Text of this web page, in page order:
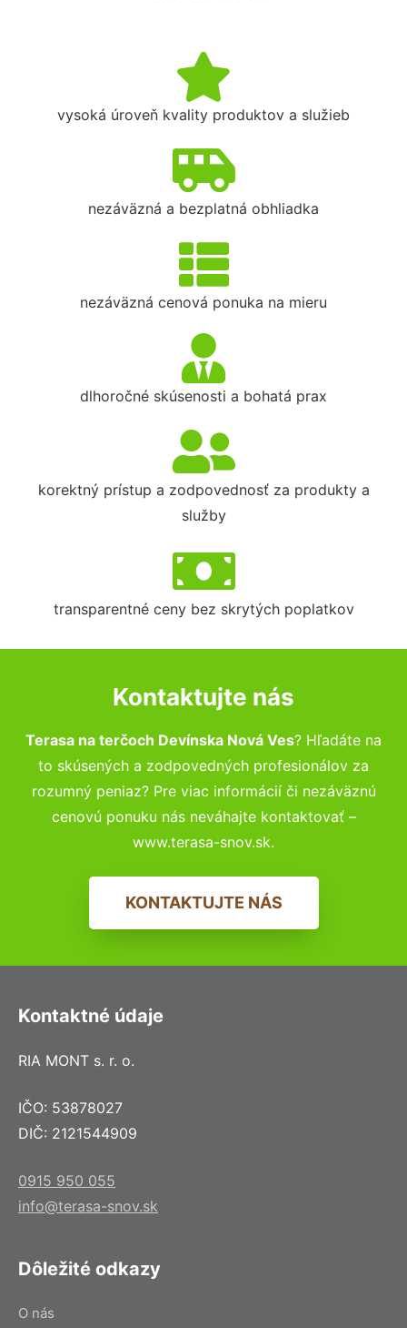
vysoká úroveň kvality produktov a služieb
nezáväzná a bezplatná obhliadka
nezáväzná cenová ponuka na mieru
dlhoročné skúsenosti a bohatá prax
korektný prístup a zodpovednosť za produkty a
služby
transparentné ceny bez skrytých poplatkov
Kontaktujte nás
Terasa na terčoch Devínska Nová Ves? Hľadáte na
to skúsených a zodpovedných profesionálov za
rozumný peniaz? Pre viac informácií či nezáväznú
cenovú ponuku nás neváhajte kontaktovať –
www.terasa-snov.sk.
KONTAKTUJTE NÁS
Kontaktné údaje
RIA MONT s. r. o.
IČO: 53878027
DIČ: 2121544909
0915 950 055
info@terasa-snov.sk
Dôležité odkazy
O nás